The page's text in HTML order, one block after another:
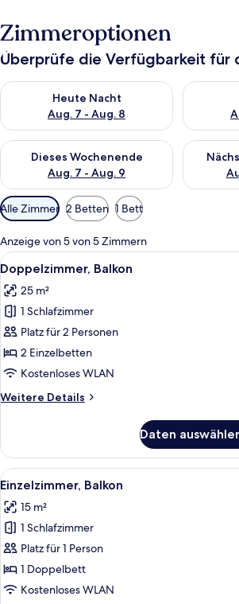
Zimmeroptionen
Überprüfe die Verfügbarkeit für
Heute Nacht
Aug. 7 - Aug. 8
Überprüfe die Verfügbarkeit für heute
Dieses Wochenende
Aug. 7 - Aug. 9
Überprüfe die Verfügbarkeit für dieses
Verfügbare
Filter
für
Zimmer
Alle Zimmer 2 Betten 1 Bett
Anzeige von 5 von 5 Zimmern
Alle
Fotos
für
Doppelzimmer,
Balkon
anzeigen
Ein
8
Doppelzimmer, Balkon
25 m²
1 Schlafzimmer
Platz für 2 Personen
2 Einzelbetten
Kostenloses WLAN
Weitere Details
Weitere
Balkon
Daten
Alle
Fotos
für
Einzelzimmer,
Balkon
anzeigen
Ein Balkon
5
Einzelzimmer, Balkon
15 m²
1 Schlafzimmer
Platz für 1 Person
1 Doppelbett
Kostenloses WLAN